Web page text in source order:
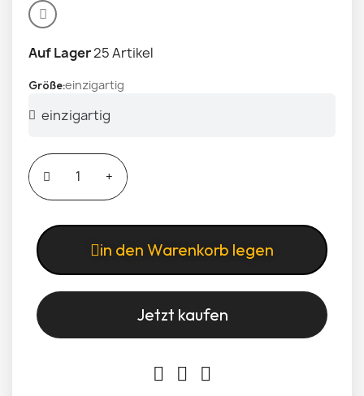
Auf Lager25 Artikel
Größeeinzigartig
in den Warenkorb legen
Jetzt kaufen